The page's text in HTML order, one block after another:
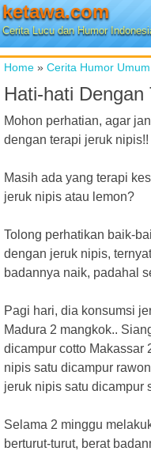
ketawa.com
Cerita Lucu dan Humor
Home » Cerita Humor Umum
Hati-hati Dengan
Mohon perhatian, agar
dengan terapi jeruk nipis!!
Masih ada yang terapi
jeruk nipis atau lemon?
Tolong perhatikan baik-
dengan jeruk nipis,
badannya naik, padahal
Pagi hari, dia konsumsi
Madura 2 mangkok..
dicampur cotto Makassar
nipis satu dicampur
jeruk nipis satu dicampur
Selama 2 minggu
berturut-turut, berat